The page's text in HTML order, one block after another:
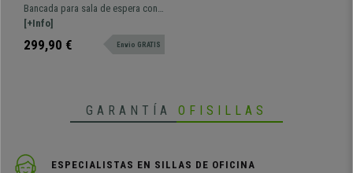
Estructura Metal, en
Plástico Azul
Bancada para sala de espera con
estructura metálica de 108x50 cm
y asientos de diseño de plástico
resistente. Muy resistente, gran
[+Info]
299,90 € Envio GRATIS
GARANTÍA OFISILLAS
ESPECIALISTAS EN SILLAS DE OFICINA